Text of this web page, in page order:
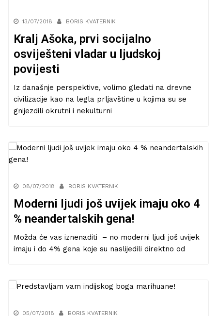
13/07/2018 BORIS KVATERNIK
Kralj Ašoka, prvi socijalno
osviješteni vladar u ljudskoj
povijesti
Iz današnje perspektive, volimo gledati na drevne
civilizacije kao na legla prljavštine u kojima su se
gnijezdili okrutni i nekulturni
08/07/2018 BORIS KVATERNIK
Moderni ljudi još uvijek imaju oko 4
% neandertalskih gena!
Možda će vas iznenaditi – no moderni ljudi još uvijek
imaju i do 4% gena koje su naslijedili direktno od
05/07/2018 BORIS KVATERNIK